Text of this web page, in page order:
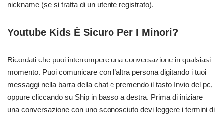
nickname (se si tratta di un utente registrato).
Youtube Kids È Sicuro Per I Minori?
Ricordati che puoi interrompere una conversazione in qualsiasi
momento. Puoi comunicare con l’altra persona digitando i tuoi
messaggi nella barra della chat e premendo il tasto Invio del pc,
oppure cliccando su Ship in basso a destra. Prima di iniziare
una conversazione con uno sconosciuto devi leggere i termini di